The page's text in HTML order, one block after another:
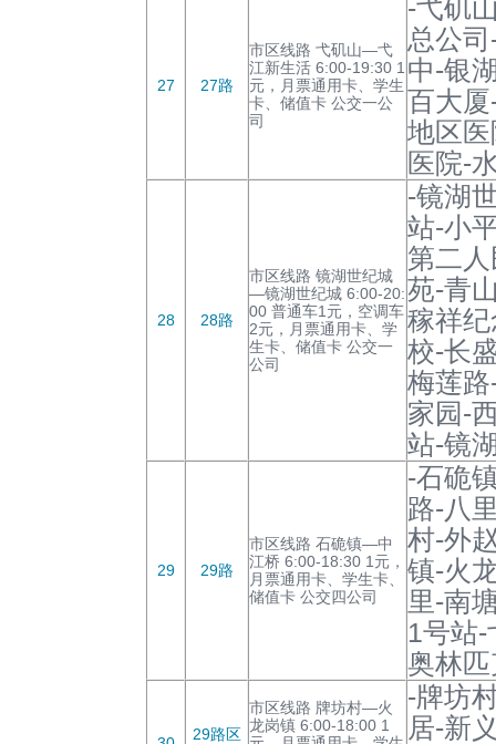
27 27路
市区线路 弋矶山—弋
江新生活 6:00-19:30 1
元，月票通用卡、学生
卡、储值卡 公交一公
司
-弋矶
总公
中-银
百大
地区
医院-
28 28路
市区线路 镜湖世纪城
—镜湖世纪城 6:00-20:
00 普通车1元，空调车
2元，月票通用卡、学
生卡、储值卡 公交一
公司
-镜湖
站-小
第二
苑-青
稼祥
校-长
梅莲
家园-
站-镜
29 29路
市区线路 石硊镇—中
江桥 6:00-18:30 1元，
月票通用卡、学生卡、
储值卡 公交四公司
-石硊
路-八
村-外
镇-火
里-南
1号站
奥林
29路区
市区线路 牌坊村—火
龙岗镇 6:00-18:00 1
-牌坊
居-新